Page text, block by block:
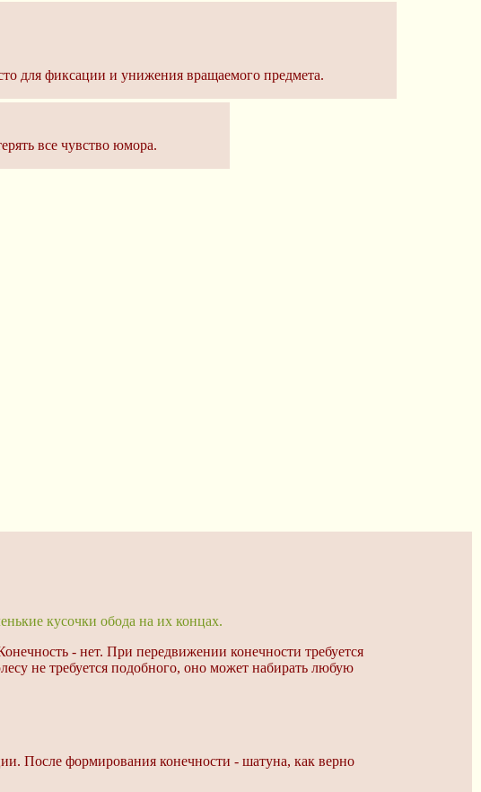
для фиксации и унижения вращаемого предмета.
все чувство юмора.
кусочки обода на их концах.
- нет. При передвижении конечности требуется
не требуется подобного, оно может набирать любую
После формирования конечности - шатуна, как верно